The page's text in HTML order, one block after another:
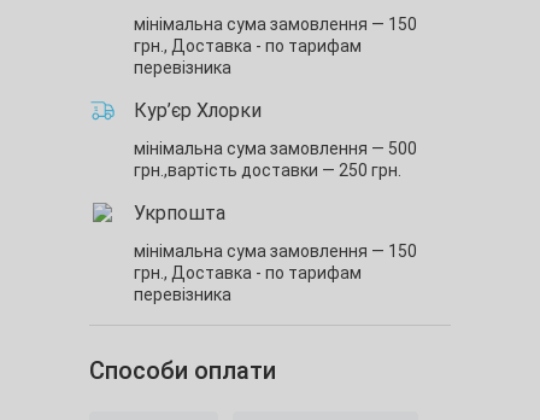
мінімальна сума замовлення — 150
грн., Доставка - по тарифам
перевізника
Кур’єр Хлорки
мінімальна сума замовлення — 500
грн.,вартість доставки — 250 грн.
Укрпошта
мінімальна сума замовлення — 150
грн., Доставка - по тарифам
перевізника
Способи оплати